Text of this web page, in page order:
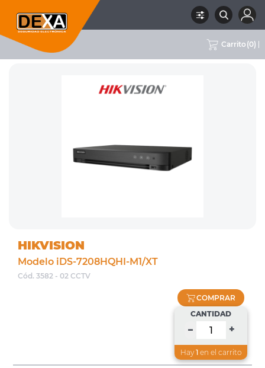
Carrito (0)
RUBRO SUBRUBRO
HIKVISION
Modelo iDS-7208HQHI-M1/XT
Cód. 3582 - 02 CCTV
COMPRAR
CANTIDAD
– +
Hay 1 en el carrito